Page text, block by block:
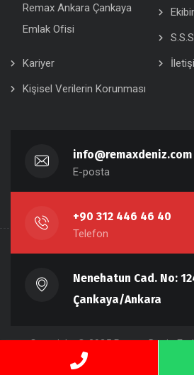
Remax Ankara Çankaya
Emlak Ofisi
S.S.S
Kariyer
Kişisel Verilerin Korunması
info@remaxdeniz.com
E-posta
+90 312 446 46 40
Telefon
Nenehatun Cad. No:
Çankaya/Ankara
Copyright © 2025 Remax Deniz
Çankaya ANKARA. Tüm